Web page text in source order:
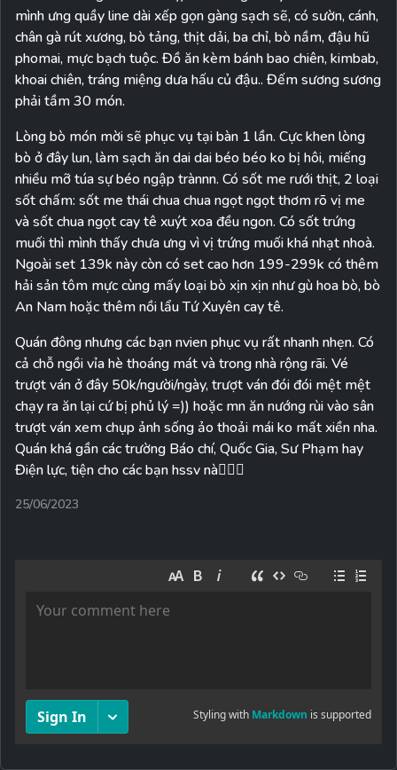
mình ưng quầy line dài xếp gọn gàng sạch sẽ, có sườn, cánh,
chân gà rút xương, bò tảng, thịt dải, ba chỉ, bò nầm, đậu hũ
phomai, mực bạch tuộc. Đồ ăn kèm bánh bao chiên, kimbab,
khoai chiên, tráng miệng dưa hấu củ đậu.. Đếm sương sương
phải tầm 30 món.
Lòng bò món mời sẽ phục vụ tại bàn 1 lần. Cực khen lòng
bò ở đây lun, làm sạch ăn dai dai béo béo ko bị hôi, miếng
nhiều mỡ túa sự béo ngập trànnn. Có sốt me rưới thịt, 2 loại
sốt chấm: sốt me thái chua chua ngọt ngọt thơm rõ vị me
và sốt chua ngọt cay tê xuýt xoa đều ngon. Có sốt trứng
muối thì mình thấy chưa ưng vì vị trứng muối khá nhạt nhoà.
Ngoài set 139k này còn có set cao hơn 199-299k có thêm
hải sản tôm mực cùng mấy loại bò xịn xịn như gù hoa bò, bò
An Nam hoặc thêm nồi lẩu Tứ Xuyên cay tê.
Quán đông nhưng các bạn nvien phục vụ rất nhanh nhẹn. Có
cả chỗ ngồi vỉa hè thoáng mát và trong nhà rộng rãi. Vé
trượt ván ở đây 50k/người/ngày, trượt ván đói đói mệt mệt
chạy ra ăn lại cứ bị phủ lý =)) hoặc mn ăn nướng rùi vào sân
trượt ván xem chụp ảnh sống ảo thoải mái ko mất xiền nha.
Quán khá gần các trường Báo chí, Quốc Gia, Sư Phạm hay
Điện lực, tiện cho các bạn hssv nà🙆🏻‍♀️
25/06/2023